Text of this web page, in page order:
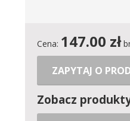
Cena: 147.00 zł
ZAPYTAJ O
Zobacz